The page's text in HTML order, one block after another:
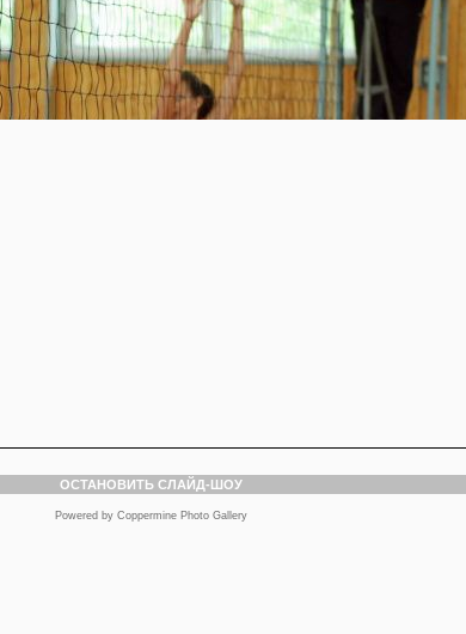
ОСТАНОВИТЬ СЛАЙД-ШОУ
Powered by Coppermine Photo Gallery